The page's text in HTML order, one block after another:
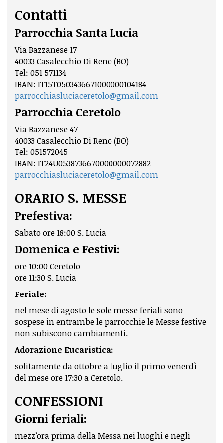
Contatti
Parrocchia Santa Lucia
Via Bazzanese 17
40033 Casalecchio Di Reno (BO)
Tel: 051 571134
IBAN: IT15T0503436671000000104184
parrocchiasluciaceretolo@gmail.com
Parrocchia Ceretolo
Via Bazzanese 47
40033 Casalecchio Di Reno (BO)
Tel: 051572045
IBAN: IT24U0538736670000000072882
parrocchiasluciaceretolo@gmail.com
ORARIO S. MESSE
Prefestiva:
Sabato ore 18:00 S. Lucia
Domenica e Festivi:
ore 10:00 Ceretolo
ore 11:30 S. Lucia
Feriale:
nel mese di agosto le sole messe feriali sono
sospese in entrambe le parrocchie le Messe festive
non subiscono cambiamenti.
Adorazione Eucaristica:
solitamente da ottobre a luglio il primo venerdì
del mese ore 17:30 a Ceretolo.
CONFESSIONI
Giorni feriali:
mezz’ora prima della Messa nei luoghi e negli